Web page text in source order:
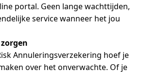
portal. Geen lange wachttijden,
service wanneer het jou
Annuleringsverzekering hoef je
over het onverwachte. Of je